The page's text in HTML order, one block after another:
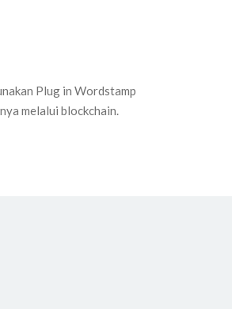
Plug in Wordstamp
melalui blockchain.